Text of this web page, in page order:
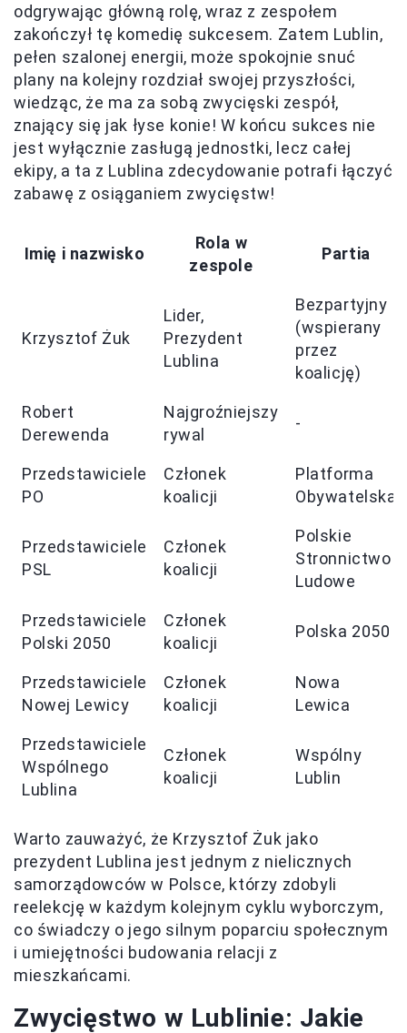
odgrywając główną rolę, wraz z zespołem
zakończył tę komedię sukcesem. Zatem Lublin,
pełen szalonej energii, może spokojnie snuć
plany na kolejny rozdział swojej przyszłości,
wiedząc, że ma za sobą zwycięski zespół,
znający się jak łyse konie! W końcu sukces nie
jest wyłącznie zasługą jednostki, lecz całej
ekipy, a ta z Lublina zdecydowanie potrafi łączyć
zabawę z osiąganiem zwycięstw!
Imię i nazwisko
Rola w
zespole
Partia
Krzysztof Żuk
Lider,
Prezydent
Lublina
Bezpartyjny
(wspierany
przez
koalicję)
Robert
Derewenda
Najgroźniejszy
rywal
-
Przedstawiciele
PO
Członek
koalicji
Platforma
Obywatelska
Przedstawiciele
PSL
Członek
koalicji
Polskie
Stronnictwo
Ludowe
Przedstawiciele
Polski 2050
Członek
koalicji
Polska 2050
Przedstawiciele
Nowej Lewicy
Członek
koalicji
Nowa
Lewica
Przedstawiciele
Wspólnego
Lublina
Członek
koalicji
Wspólny
Lublin
Warto zauważyć, że Krzysztof Żuk jako
prezydent Lublina jest jednym z nielicznych
samorządowców w Polsce, którzy zdobyli
reelekcję w każdym kolejnym cyklu wyborczym,
co świadczy o jego silnym poparciu społecznym
i umiejętności budowania relacji z
mieszkańcami.
Zwycięstwo w Lublinie: Jakie